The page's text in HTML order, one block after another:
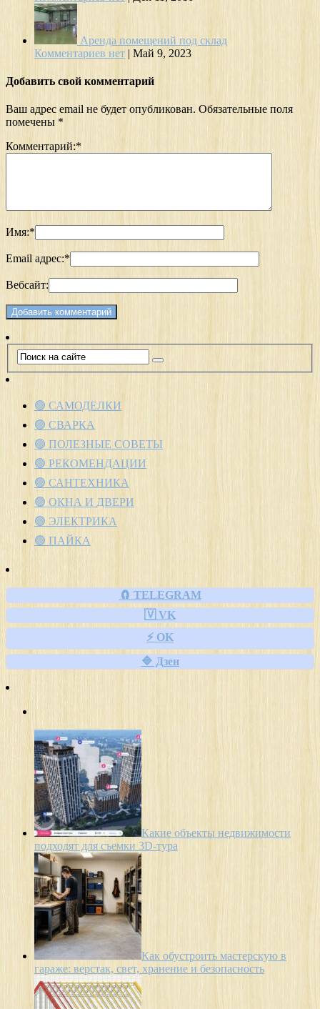
Аренда помещений под склад
Комментариев нет | Май 9, 2023
Добавить свой комментарий
Ваш адрес email не будет опубликован. Обязательные поля
помечены *
Комментарий:*
Имя:*
Email адрес:*
Вебсайт:
🟢 САМОДЕЛКИ
🟢 СВАРКА
🟢 ПОЛЕЗНЫЕ СОВЕТЫ
🟢 РЕКОМЕНДАЦИИ
🟢 САНТЕХНИКА
🟢 ОКНА И ДВЕРИ
🟢 ЭЛЕКТРИКА
🟢 ПАЙКА
🧲 TELEGRAM
🇻 VK
⚡ OK
🔷 Дзен
Какие объекты недвижимости
подходят для съемки 3D-тура
Как обустроить мастерскую в
гараже: верстак, свет, хранение и безопасность